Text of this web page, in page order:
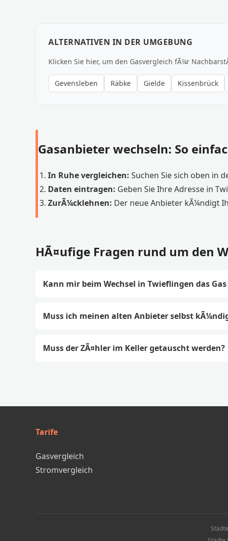
ALTERNATIVEN IN DER UMGEBUNG
Klicken Sie hier, um den Gasvergleich fÃ¼r
Gevensleben Räbke Gielde Kissenbrück
Gasanbieter wechseln: So
In Ruhe vergleichen: Suchen Sie sich oben in
Daten eintragen: Geben Sie Ihre Adresse in
ZurÃ¼cklehnen: Der neue Anbieter kÃ¼ndigt
HÃ¤ufige Fragen rund um den
Kann mir beim Wechsel in Twieflingen das
Muss ich meinen alten Anbieter selbst
Muss der ZÃ¤hler im Keller getauscht werden?
Tarife
Gasvergleich
Stromvergleich